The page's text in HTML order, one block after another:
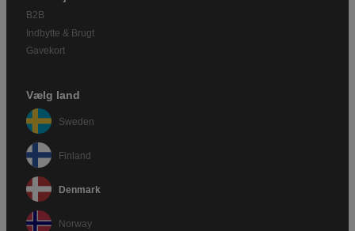
B2B
Indbytte & Brugt
Gavekort
Vælg land
Sweden
Finland
Denmark
Norway